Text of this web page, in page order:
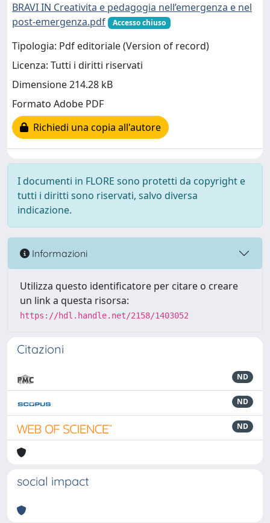
BRAVI IN Creativita e pedagogia nell’emergenza e nel
post-emergenza.pdf
Accesso chiuso
Tipologia: Pdf editoriale (Version of record)
Licenza: Tutti i diritti riservati
Dimensione 214.28 kB
Formato Adobe PDF
Richiedi una copia all'autore
I documenti in FLORE sono protetti da copyright e
tutti i diritti sono riservati, salvo diversa
indicazione.
Informazioni
Utilizza questo identificatore per citare o creare
un link a questa risorsa:
https://hdl.handle.net/2158/1403052
Citazioni
ND
ND
ND
social impact